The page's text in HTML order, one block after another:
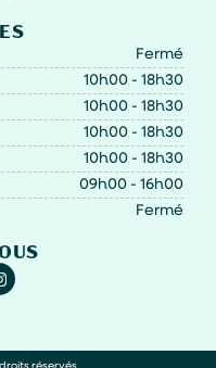
Fermé
10h00 - 18h30
10h00 - 18h30
10h00 - 18h30
10h00 - 18h30
09h00 - 16h00
Fermé